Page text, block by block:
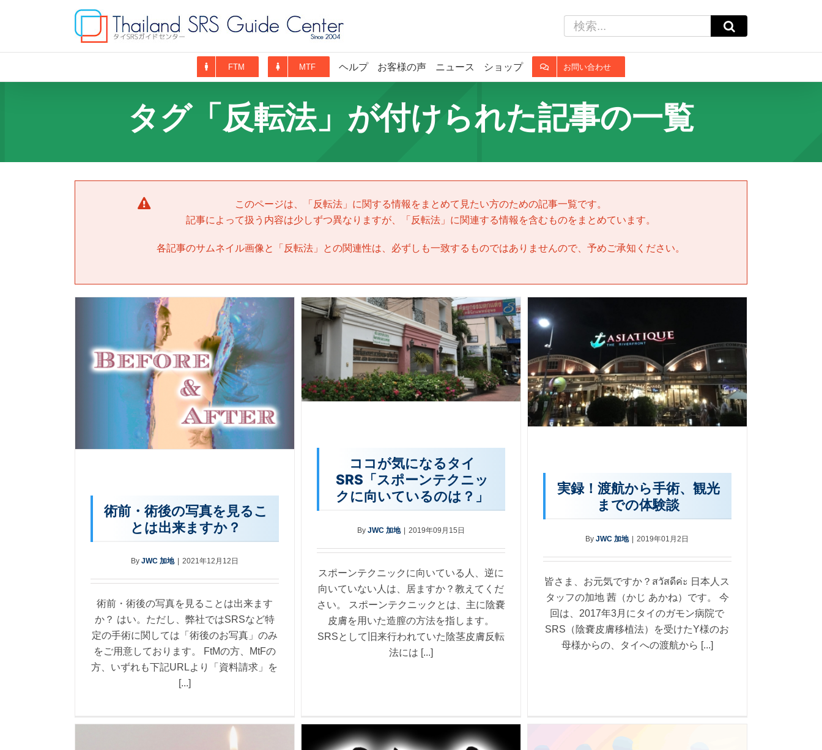
索
…
FTM MTF ヘルプ お客様の声 ニュース ショップ お問い合わせ
タグ「反転法」が付けられた記事の一覧
このページは、「 反転法」に関する情報をまとめて見たい方のための記事一覧です。
記事によって扱う内容は少しずつ異なりますが、「 反転法」に関連する情報を含むものをまとめています。
各記事のサムネイル画像と「 反転法」との関連性は、必ずしも一致するものではありませんので、予めご承知ください。
術前・術後の写真を見るこ
とは出来ますか？
By JWC 加地 2021年12月12日
術前・術後の写真を見ることは出来ます
か？ はい。ただし、弊社ではSRSなど特
定の手術に関しては「術後のお写真」のみ
をご用意しております。 FtMの方、MtFの
方、いずれも下記URLより「資料請求」を
[...]
ココが気になるタイ
SRS「スポーンテクニッ
クに向いているのは？」
By JWC 加地 | 2019年09月15日
スポーンテクニックに向いている人、逆に
向いていない人は、居ますか？教えてくだ
さい。 スポーンテクニックとは、主に陰嚢
皮膚を用いた造膣の方法を指します。
SRSとして旧来行われていた陰茎皮膚反転
法には [...]
実録！渡航から手術、観光
までの体験談
ByJWC 加地 | 2019年01月2日
皆さま、お元気ですか？สวัสดีค่ะ 日本人ス
タッフの加地 茜（かじ あかね）です。 今
回は、2017年3月にタイのガモン病院で
SRS（陰嚢皮膚移植法）を受けたY様のお
母様からの、タイへの渡航から [...]